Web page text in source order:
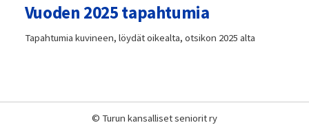
Vuoden 2025 tapahtumia
Tapahtumia kuvineen, löydät oikealta, otsikon 2025 alta
© Turun kansalliset seniorit ry